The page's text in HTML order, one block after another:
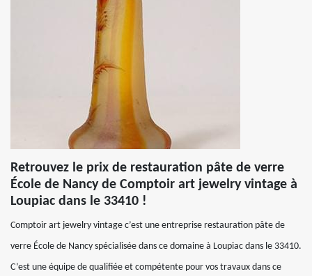
Retrouvez le prix de restauration pâte de verre
École de Nancy de Comptoir art jewelry vintage à
Loupiac dans le 33410 !
Comptoir art jewelry vintage c’est une entreprise restauration pâte de
verre École de Nancy spécialisée dans ce domaine à Loupiac dans le 33410.
C’est une équipe de qualifiée et compétente pour vos travaux dans ce